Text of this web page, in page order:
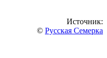
Источник:
© Русская Семерка